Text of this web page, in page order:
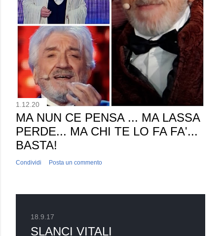
1.12.20
MA NUN CE PENSA ... MA LASSA
PERDE... MA CHI TE LO FA FA'...
BASTA!
Condividi Posta un commento
18.9.17
SLANCI VITALI